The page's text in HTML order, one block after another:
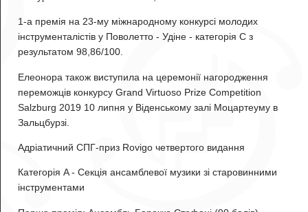
1-а премія на 23-му міжнародному конкурсі молодих
інструменталістів у Поволетто - Удіне - категорія C з
результатом 98,86/100.
Елеонора також виступила на церемонії нагородження
переможців конкурсу Grand Virtuoso Prize Competition
Salzburg 2019 10 липня у Віденському залі Моцартеуму в
Зальцбурзі.
Адріатичний СПГ-приз Rovigo четвертого видання
Категорія A - Секція ансамблевої музики зі старовинними
інструментами